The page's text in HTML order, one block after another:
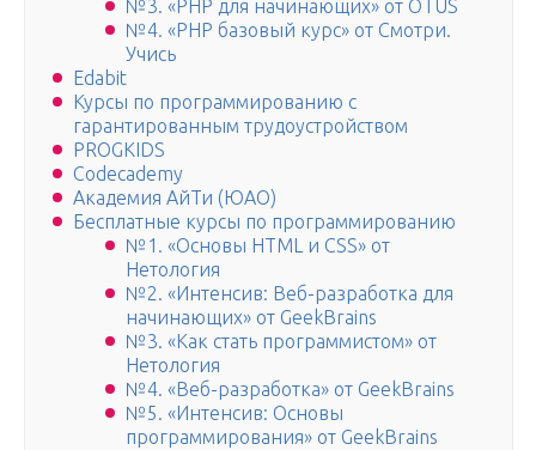
№3. «PHP для начинающих» от OTUS
№4. «PHP базовый курс» от Смотри.
Учись
Edabit
Курсы по программированию с
гарантированным трудоустройством
PROGKIDS
Codecademy
Академия АйТи (ЮАО)
Бесплатные курсы по программированию
№1. «Основы HTML и CSS» от
Нетология
№2. «Интенсив: Веб-разработка для
начинающих» от GeekBrains
№3. «Как стать программистом» от
Нетология
№4. «Веб-разработка» от GeekBrains
№5. «Интенсив: Основы
программирования» от GeekBrains